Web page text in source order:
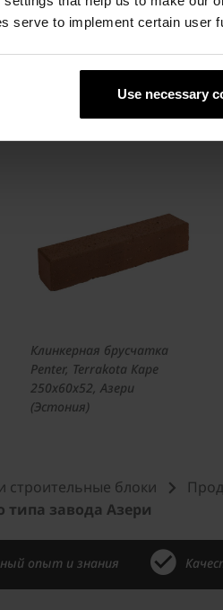
serve to implement certain user
Use necessary
в Азери коричневая
Клинкерная брусчатка
Penter, Terrakota Каре
250x60x52, Азери
(Эстония)
строительные блоки
типа завода Азери
опыт и знания